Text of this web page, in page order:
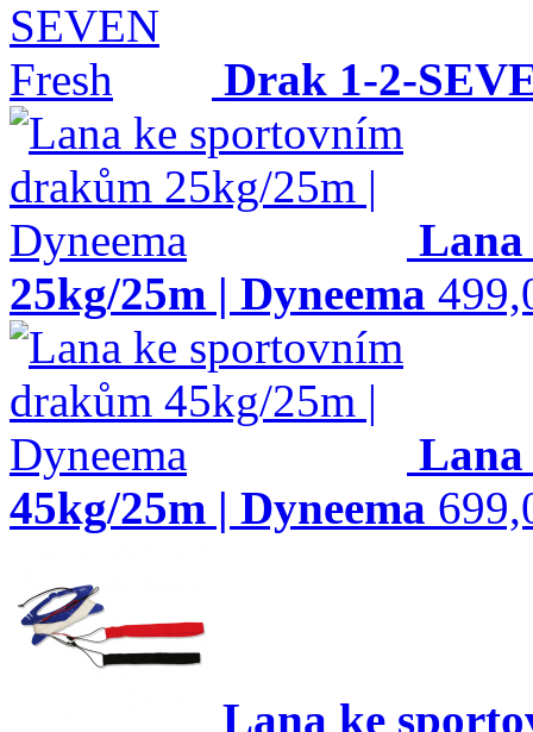
Drak 1-2-
25kg/25m | Dyneema
45kg/25m | Dyneema
Lana ke